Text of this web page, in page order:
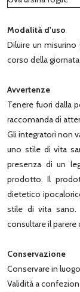
Modalità d'uso
Diluire un
corso della
Avvertenze
Tenere fuori dalla
raccomanda di
Gli integratori non
uno stile di vita
presenza di un
prodotto. Il
dietetico
stile di vita
consultare il parere
Conservazione
Conservare in
Validità a